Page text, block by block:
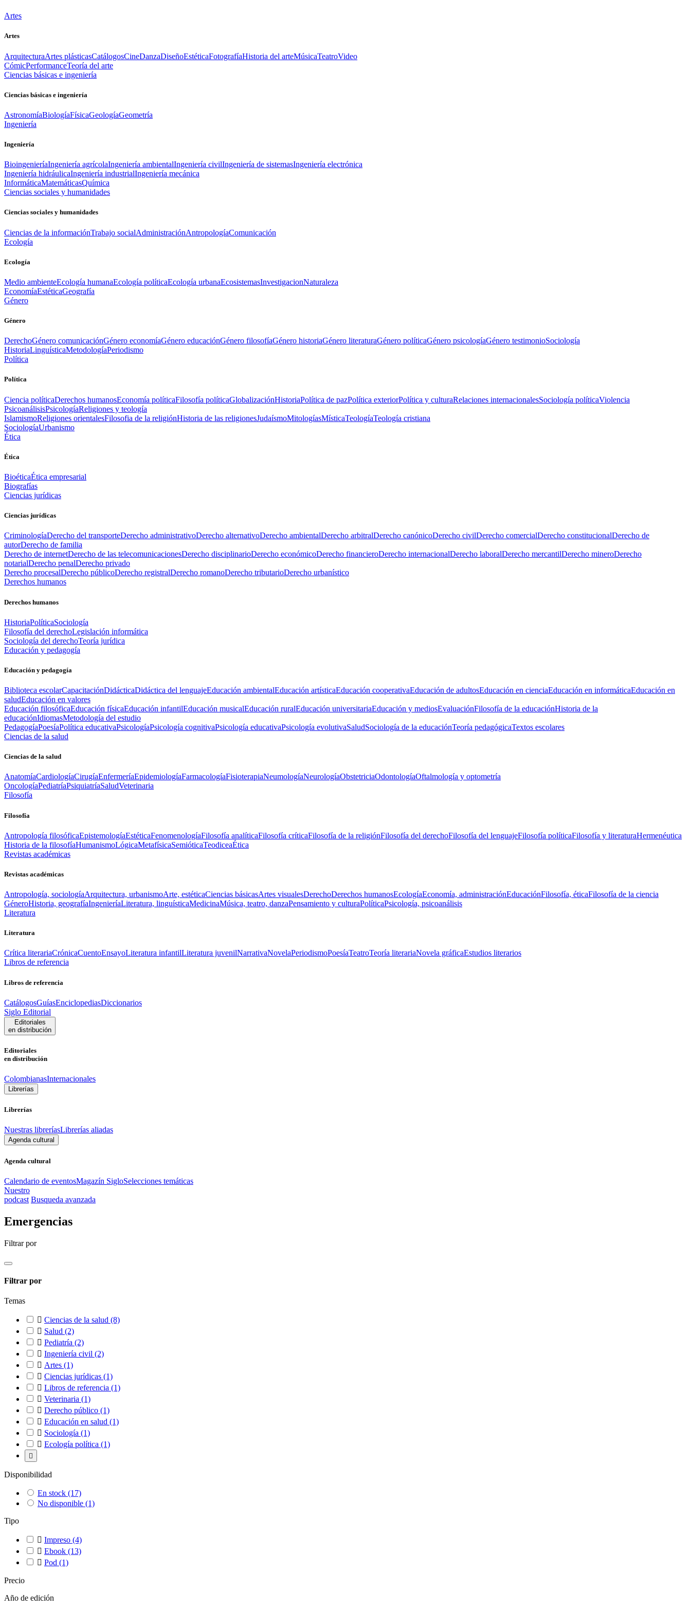
Artes
Artes
ArquitecturaArtes plásticasCatálogosCineDanzaDiseñoEstéticaFotografíaHistoria del arteMúsicaTeatroVideo
CómicPerformanceTeoría del arte
Ciencias básicas e ingeniería
Ciencias básicas e ingeniería
AstronomíaBiologíaFísicaGeologíaGeometría
Ingeniería
Ingeniería
BioingenieríaIngeniería agrícolaIngeniería ambientalIngeniería civilIngeniería de sistemasIngeniería electrónica
Ingeniería hidráulicaIngeniería industrialIngeniería mecánica
InformáticaMatemáticasQuímica
Ciencias sociales y humanidades
Ciencias sociales y humanidades
Ciencias de la informaciónTrabajo socialAdministraciónAntropologíaComunicación
Ecología
Ecología
Medio ambienteEcología humanaEcología políticaEcología urbanaEcosistemasInvestigacionNaturaleza
EconomíaEstéticaGeografía
Género
Género
DerechoGénero comunicaciónGénero economíaGénero educaciónGénero filosofíaGénero historiaGénero literaturaGénero políticaGénero psicologíaGénero testimonioSociología
HistoriaLinguísticaMetodologíaPeriodismo
Política
Política
Ciencia políticaDerechos humanosEconomía políticaFilosofía políticaGlobalizaciónHistoriaPolítica de pazPolítica exteriorPolítica y culturaRelaciones internacionalesSociología políticaViolencia
PsicoanálisisPsicologíaReligiones y teología
IslamismoReligiones orientalesFilosofia de la religiónHistoria de las religionesJudaísmoMitologíasMísticaTeologíaTeología cristiana
SociologíaUrbanismo
Ética
Ética
BioéticaÉtica empresarial
Biografías
Ciencias jurídicas
Ciencias jurídicas
CriminologíaDerecho del transporteDerecho administrativoDerecho alternativoDerecho ambientalDerecho arbitralDerecho canónicoDerecho civilDerecho comercialDerecho constitucionalDerecho de
autorDerecho de familia
Derecho de internetDerecho de las telecomunicacionesDerecho disciplinarioDerecho económicoDerecho financieroDerecho internacionalDerecho laboralDerecho mercantilDerecho mineroDerecho
notarialDerecho penalDerecho privado
Derecho procesalDerecho públicoDerecho registralDerecho romanoDerecho tributarioDerecho urbanístico
Derechos humanos
Derechos humanos
HistoriaPolíticaSociología
Filosofía del derechoLegislación informática
Sociología del derechoTeoría jurídica
Educación y pedagogía
Educación y pedagogía
Biblioteca escolarCapacitaciónDidácticaDidáctica del lenguajeEducación ambientalEducación artísticaEducación cooperativaEducación de adultosEducación en cienciaEducación en informáticaEducación en
saludEducación en valores
Educación filosóficaEducación físicaEducación infantilEducación musicalEducación ruralEducación universitariaEducación y mediosEvaluaciónFilosofía de la educaciónHistoria de la
educaciónIdiomasMetodología del estudio
PedagogíaPoesíaPolítica educativaPsicologíaPsicología cognitivaPsicología educativaPsicología evolutivaSaludSociología de la educaciónTeoría pedagógicaTextos escolares
Ciencias de la salud
Ciencias de la salud
AnatomíaCardiologíaCirugíaEnfermeríaEpidemiologíaFarmacologíaFisioterapiaNeumologíaNeurologíaObstetriciaOdontologíaOftalmología y optometría
OncologíaPediatríaPsiquiatríaSaludVeterinaria
Filosofía
Filosofía
Antropología filosóficaEpistemologíaEstéticaFenomenologíaFilosofía analíticaFilosofía críticaFilosofía de la religiónFilosofía del derechoFilosofía del lenguajeFilosofía políticaFilosofía y literaturaHermenéutica
Historia de la filosofíaHumanismoLógicaMetafísicaSemióticaTeodiceaÉtica
Revistas académicas
Revistas académicas
Antropología, sociologíaArquitectura, urbanismoArte, estéticaCiencias básicasArtes visualesDerechoDerechos humanosEcologíaEconomía, administraciónEducaciónFilosofía, éticaFilosofía de la ciencia
GéneroHistoria, geografíaIngenieríaLiteratura, linguísticaMedicinaMúsica, teatro, danzaPensamiento y culturaPolíticaPsicología, psicoanálisis
Literatura
Literatura
Crítica literariaCrónicaCuentoEnsayoLiteratura infantilLiteratura juvenilNarrativaNovelaPeriodismoPoesíaTeatroTeoría literariaNovela gráficaEstudios literarios
Libros de referencia
Libros de referencia
CatálogosGuíasEnciclopediasDiccionarios
Siglo Editorial
Editoriales
en distribución
Editoriales
en distribución
ColombianasInternacionales
Librerías
Librerías
Nuestras libreríasLibrerías aliadas
Agenda cultural
Agenda cultural
Calendario de eventosMagazín SigloSelecciones temáticas
Nuestro
podcast Busqueda avanzada
Emergencias
Filtrar por
Filtrar por
Temas
 Ciencias de la salud (8)
 Salud (2)
 Pediatría (2)
 Ingeniería civil (2)
 Artes (1)
 Ciencias jurídicas (1)
 Libros de referencia (1)
 Veterinaria (1)
 Derecho público (1)
 Educación en salud (1)
 Sociología (1)
 Ecología política (1)

Disponibilidad
En stock (17)
No disponible (1)
Tipo
 Impreso (4)
 Ebook (13)
 Pod (1)
Precio
Año de edición